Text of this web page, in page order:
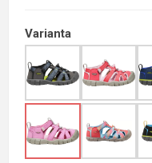
Varianta